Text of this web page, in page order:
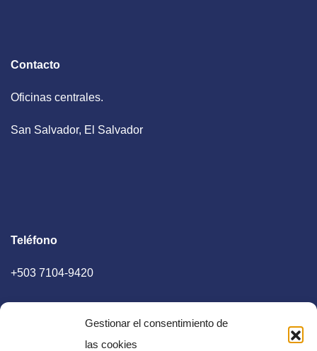
Gestionar el consentimiento de
las cookies
Contacto
Oficinas centrales.
San Salvador, El Salvador
Teléfono
+503 7104-9420